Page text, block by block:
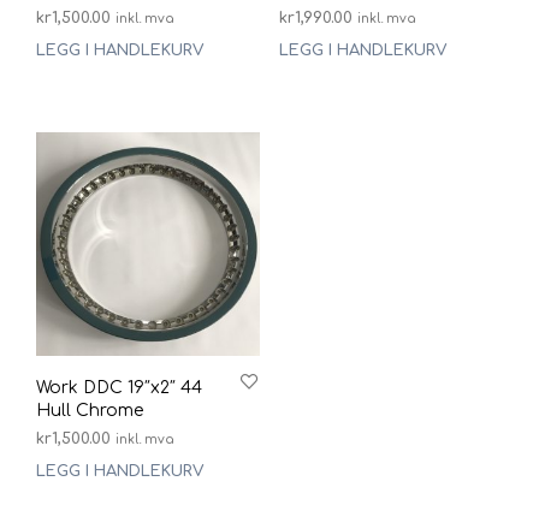
kr1,500.00 inkl. mva
LEGG I HANDLEKURV
kr1,990.00 inkl. mva
LEGG I HANDLEKURV
Work DDC 19″x2″ 44
Hull Chrome
kr1,500.00 inkl. mva
LEGG I HANDLEKURV